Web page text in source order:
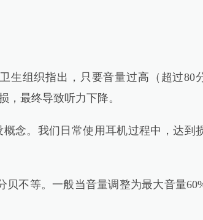
组织指出，只要音量过高（超过80
，最终导致听力下降。
念。我们日常使用耳机过程中，达到
不等。一般当音量调整为最大音量